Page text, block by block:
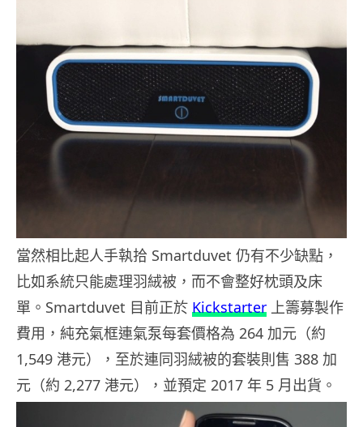
當然相比起人手執拾 Smartduvet 仍有不少缺點，
比如系統只能處理羽絨被，而不會整好枕頭及床
單。Smartduvet 目前正於 Kickstarter 上籌募製作
費用，純充氣框連氣泵每套價格為 264 加元（約
1,549 港元），至於連同羽絨被的套裝則售 388 加
元（約 2,277 港元），並預定 2017 年 5 月出貨。